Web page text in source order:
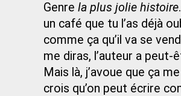
Genre la plus jolie histoire
un café que tu l’as déjà
comme ça qu’il va se
me diras, l’auteur a
Mais là, j’avoue que ça
crois qu’on peut écrire